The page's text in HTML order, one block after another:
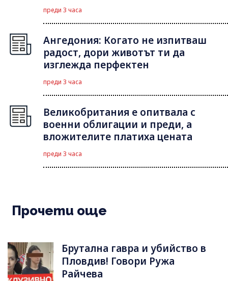
преди 3 часа
Ангедония: Когато не изпитваш
радост, дори животът ти да
изглежда перфектен
преди 3 часа
Великобритания е опитвала с
военни облигации и преди, а
вложителите платиха цената
преди 3 часа
Прочети още
Брутална гавра и убийство в
Пловдив! Говори Ружа
Райчева